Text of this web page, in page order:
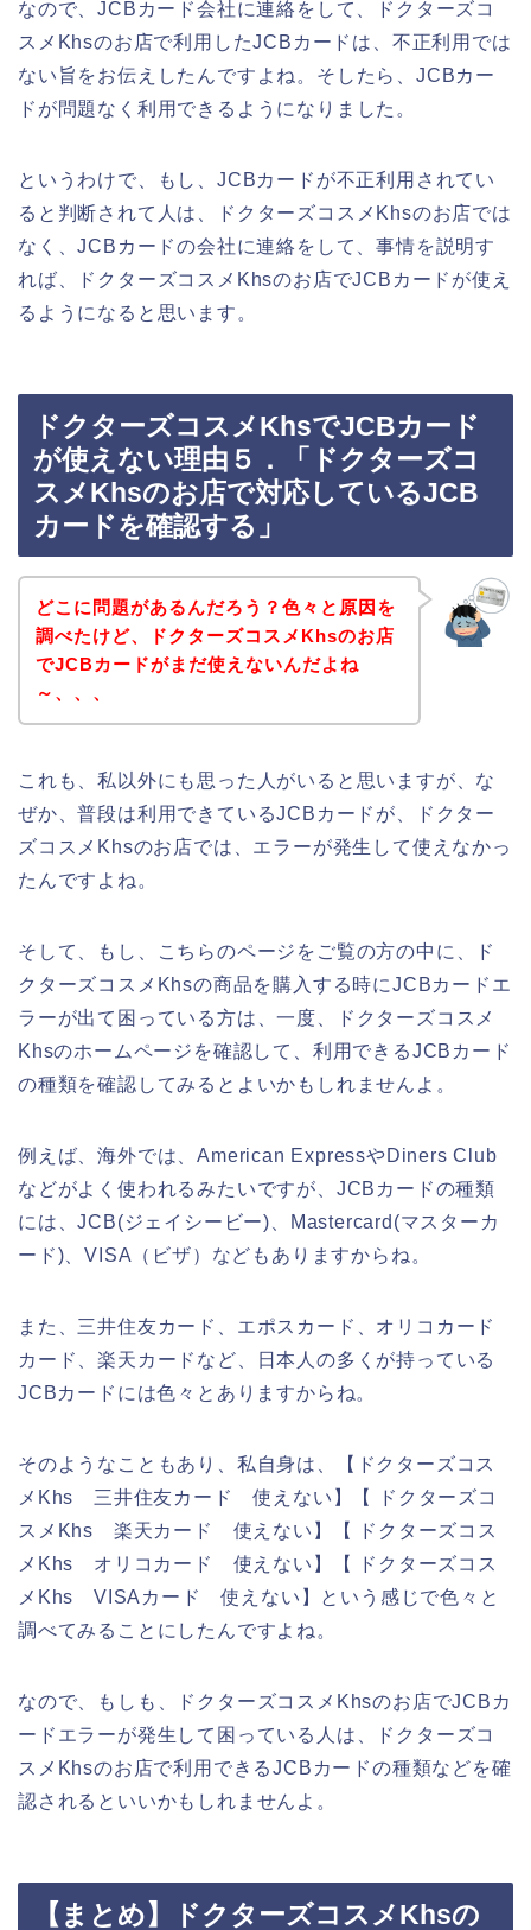
なので、JCBカード会社に連絡をして、ドクターズコ
スメKhsのお店で利用したJCBカードは、不正利用では
ない旨をお伝えしたんですよね。そしたら、JCBカー
ドが問題なく利用できるようになりました。
というわけで、もし、JCBカードが不正利用されてい
ると判断されて人は、ドクターズコスメKhsのお店では
なく、JCBカードの会社に連絡をして、事情を説明す
れば、ドクターズコスメKhsのお店でJCBカードが使え
るようになると思います。
ドクターズコスメKhsでJCBカード
が使えない理由５．「ドクターズコ
スメKhsのお店で対応しているJCB
カードを確認する」
どこに問題があるんだろう？色々と原因を
調べたけど、ドクターズコスメKhsのお店
でJCBカードがまだ使えないんだよね
～、、、
これも、私以外にも思った人がいると思いますが、な
ぜか、普段は利用できているJCBカードが、ドクター
ズコスメKhsのお店では、エラーが発生して使えなかっ
たんですよね。
そして、もし、こちらのページをご覧の方の中に、ド
クターズコスメKhsの商品を購入する時にJCBカードエ
ラーが出て困っている方は、一度、ドクターズコスメ
Khsのホームページを確認して、利用できるJCBカード
の種類を確認してみるとよいかもしれませんよ。
例えば、海外では、American ExpressやDiners Club
などがよく使われるみたいですが、JCBカードの種類
には、JCB(ジェイシービー)、Mastercard(マスターカ
ード)、VISA（ビザ）などもありますからね。
また、三井住友カード、エポスカード、オリコカード
カード、楽天カードなど、日本人の多くが持っている
JCBカードには色々とありますからね。
そのようなこともあり、私自身は、【ドクターズコス
メKhs 三井住友カード 使えない】【 ドクターズコ
スメKhs 楽天カード 使えない】【 ドクターズコス
メKhs オリコカード 使えない】【 ドクターズコス
メKhs VISAカード 使えない】という感じで色々と
調べてみることにしたんですよね。
なので、もしも、ドクターズコスメKhsのお店でJCBカ
ードエラーが発生して困っている人は、ドクターズコ
スメKhsのお店で利用できるJCBカードの種類などを確
認されるといいかもしれませんよ。
【まとめ】ドクターズコスメKhsの